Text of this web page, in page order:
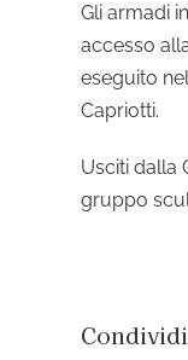
Gli armadi
accesso
eseguito
Capriotti.
Usciti dalla
gruppo